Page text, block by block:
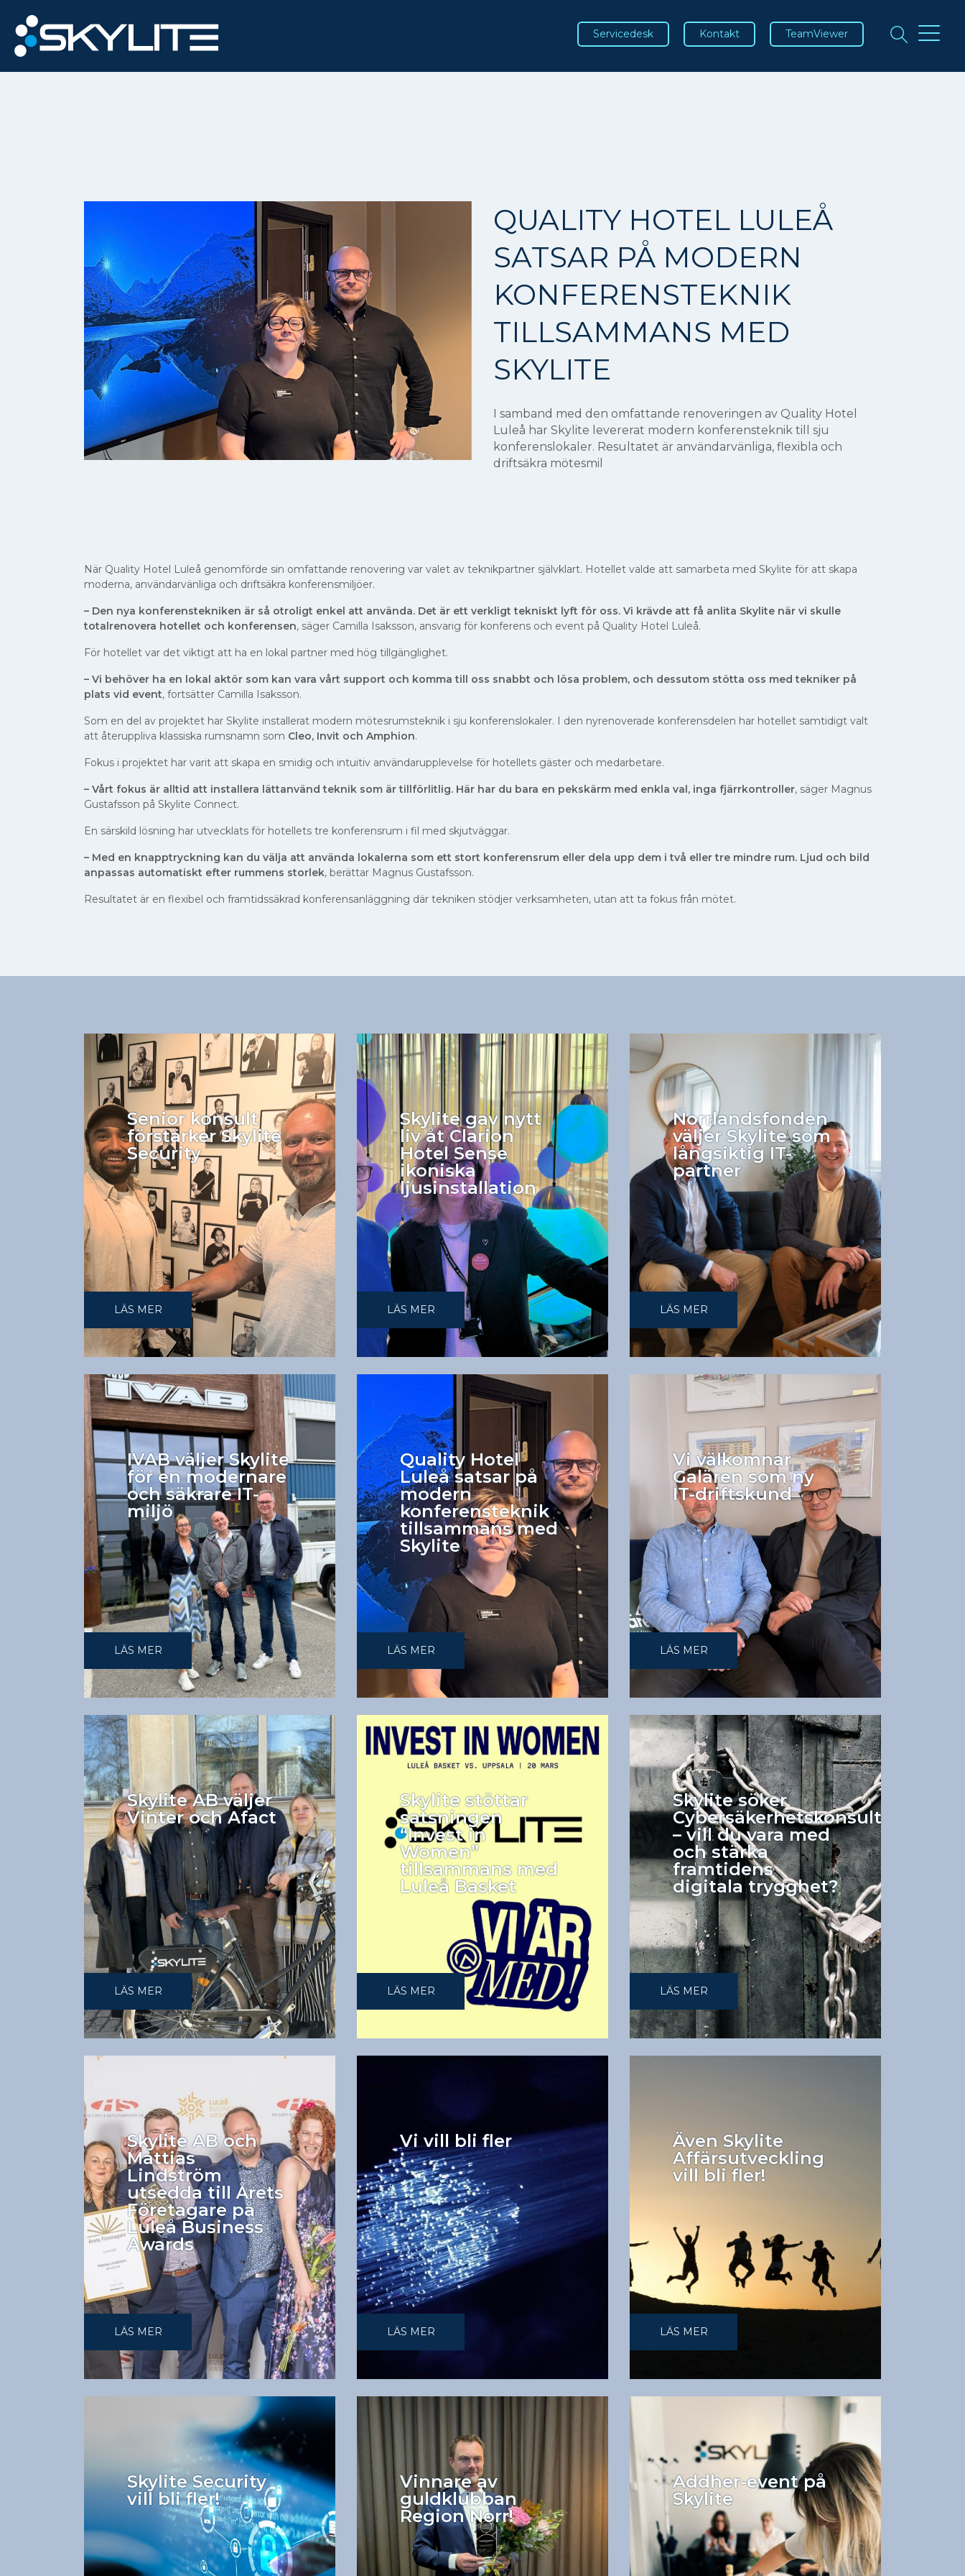
Servicedesk Kontakt TeamViewer
QUALITY HOTEL LULEÅ
SATSAR PÅ MODERN
KONFERENSTEKNIK
TILLSAMMANS MED
SKYLITE
I samband med den omfattande renoveringen av Quality Hotel
Luleå har Skylite levererat modern konferensteknik till sju
konferenslokaler. Resultatet är användarvänliga, flexibla och
driftsäkra mötesmil
När Quality Hotel Luleå genomförde sin omfattande renovering var valet av teknikpartner självklart. Hotellet valde att samarbeta med Skylite för att skapa
moderna, användarvänliga och driftsäkra konferensmiljöer.
– Den nya konferenstekniken är så otroligt enkel att använda. Det är ett verkligt tekniskt lyft för oss. Vi krävde att få anlita Skylite när vi skulle
totalrenovera hotellet och konferensen, säger Camilla Isaksson, ansvarig för konferens och event på Quality Hotel Luleå.
För hotellet var det viktigt att ha en lokal partner med hög tillgänglighet.
– Vi behöver ha en lokal aktör som kan vara vårt support och komma till oss snabbt och lösa problem, och dessutom stötta oss med tekniker på
plats vid event, fortsätter Camilla Isaksson.
Som en del av projektet har Skylite installerat modern mötesrumsteknik i sju konferenslokaler. I den nyrenoverade konferensdelen har hotellet samtidigt valt
att återuppliva klassiska rumsnamn som Cleo, Invit och Amphion.
Fokus i projektet har varit att skapa en smidig och intuitiv användarupplevelse för hotellets gäster och medarbetare.
– Vårt fokus är alltid att installera lättanvänd teknik som är tillförlitlig. Här har du bara en pekskärm med enkla val, inga fjärrkontroller, säger Magnus
Gustafsson på Skylite Connect.
En särskild lösning har utvecklats för hotellets tre konferensrum i fil med skjutväggar.
– Med en knapptryckning kan du välja att använda lokalerna som ett stort konferensrum eller dela upp dem i två eller tre mindre rum. Ljud och bild
anpassas automatiskt efter rummens storlek, berättar Magnus Gustafsson.
Resultatet är en flexibel och framtidssäkrad konferensanläggning där tekniken stödjer verksamheten, utan att ta fokus från mötet.
Senior konsult
förstärker Skylite
Security
LÄS MER
Skylite gav nytt
liv åt Clarion
Hotel Sense
ikoniska
ljusinstallation
LÄS MER
Norrlandsfonden
väljer Skylite som
långsiktig IT-
partner
LÄS MER
IVAB väljer Skylite
för en modernare
och säkrare IT-
miljö
LÄS MER
Quality Hotel
Luleå satsar på
modern
konferensteknik
tillsammans med
Skylite
LÄS MER
Vi välkomnar
Galären som ny
IT-driftskund
LÄS MER
Skylite AB väljer
Vinter och Afact
LÄS MER
Skylite stöttar
satsningen
“Invest in
Women”
tillsammans med
Luleå Basket
LÄS MER
Skylite söker
Cybersäkerhetskonsult
– vill du vara med
och stärka
framtidens
digitala trygghet?
LÄS MER
Skylite AB och
Mattias
Lindström
utsedda till Årets
Företagare på
Luleå Business
Awards
LÄS MER
Vi vill bli fler
LÄS MER
Även Skylite
Affärsutveckling
vill bli fler!
LÄS MER
Skylite Security
vill bli fler!
Vinnare av
guldklubban
Region Norr!
Addher-event på
Skylite